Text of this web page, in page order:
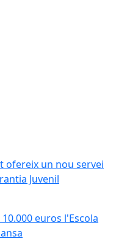
ofereix un nou servei
ofereix un nou servei
Juvenil
euros l'Escola
euros l'Escola